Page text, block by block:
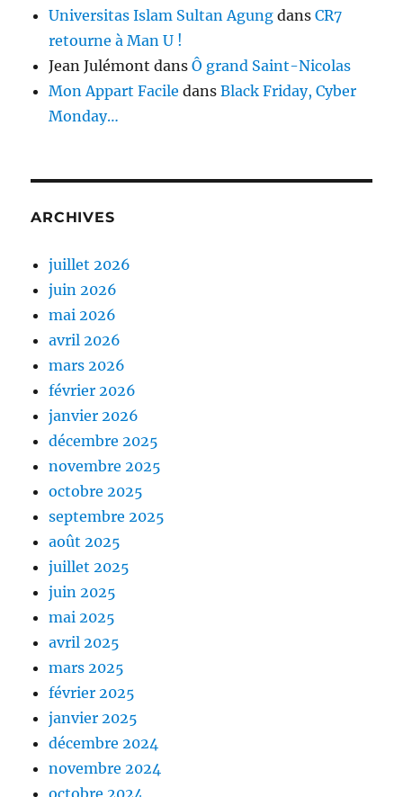
Universitas Islam Sultan Agung dansCR7
retourne à Man U !
Jean Julémont dansÔ grand Saint-Nicolas
Mon Appart Facile dansBlack Friday, Cyber
Monday…
ARCHIVES
juillet 2026
juin 2026
mai 2026
avril 2026
mars 2026
février 2026
janvier 2026
décembre 2025
novembre 2025
octobre 2025
septembre 2025
août 2025
juillet 2025
juin 2025
mai 2025
avril 2025
mars 2025
février 2025
janvier 2025
décembre 2024
novembre 2024
octobre 2024